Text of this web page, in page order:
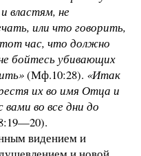
властям, не
или что говорить,
час, что должно
бойтесь убивающих
(Мф.10:28). «Итак
их во имя Отца и
во все дни до
видением и